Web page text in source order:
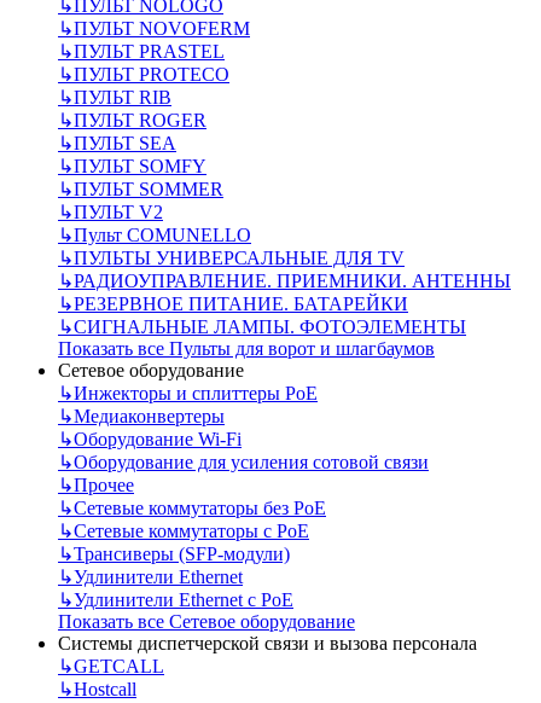
↳ПУЛЬТ NOLOGO
↳ПУЛЬТ NOVOFERM
↳ПУЛЬТ PRASTEL
↳ПУЛЬТ PROTECO
↳ПУЛЬТ RIB
↳ПУЛЬТ ROGER
↳ПУЛЬТ SEA
↳ПУЛЬТ SOMFY
↳ПУЛЬТ SOMMER
↳ПУЛЬТ V2
↳Пульт СOMUNELLO
↳ПУЛЬТЫ УНИВЕРСАЛЬНЫЕ ДЛЯ TV
↳РАДИОУПРАВЛЕНИЕ. ПРИЕМНИКИ. АНТЕННЫ
↳РЕЗЕРВНОЕ ПИТАНИЕ. БАТАРЕЙКИ
↳СИГНАЛЬНЫЕ ЛАМПЫ. ФОТОЭЛЕМЕНТЫ
Показать все Пульты для ворот и шлагбаумов
Сетевое оборудование
↳Инжекторы и сплиттеры РоЕ
↳Медиаконвертеры
↳Оборудование Wi-Fi
↳Оборудование для усиления сотовой связи
↳Прочее
↳Сетевые коммутаторы без РоЕ
↳Сетевые коммутаторы с РоЕ
↳Трансиверы (SFP-модули)
↳Удлинители Ethernet
↳Удлинители Ethernet с PoE
Показать все Сетевое оборудование
Системы диспетчерской связи и вызова персонала
↳GETCALL
↳Hostcall